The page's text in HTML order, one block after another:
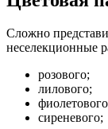
Сложно
неселекционные
розового;
лилового;
сиреневого;